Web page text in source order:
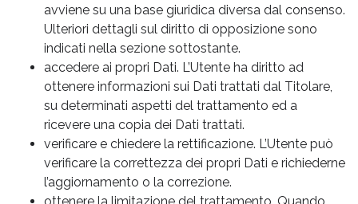
avviene su una base giuridica diversa dal consenso.
Ulteriori dettagli sul diritto di opposizione sono
indicati nella sezione sottostante.
accedere ai propri Dati. L’Utente ha diritto ad
ottenere informazioni sui Dati trattati dal Titolare,
su determinati aspetti del trattamento ed a
ricevere una copia dei Dati trattati.
verificare e chiedere la rettificazione. L’Utente può
verificare la correttezza dei propri Dati e richiederne
l’aggiornamento o la correzione.